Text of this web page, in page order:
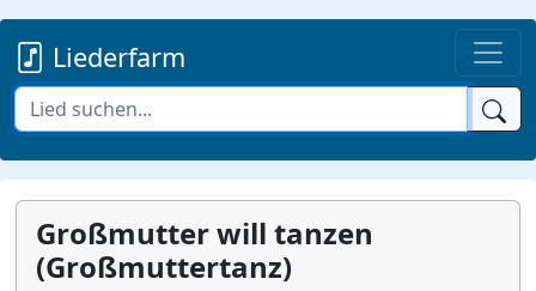
Liederfarm
Großmutter will tanzen
(Großmuttertanz)